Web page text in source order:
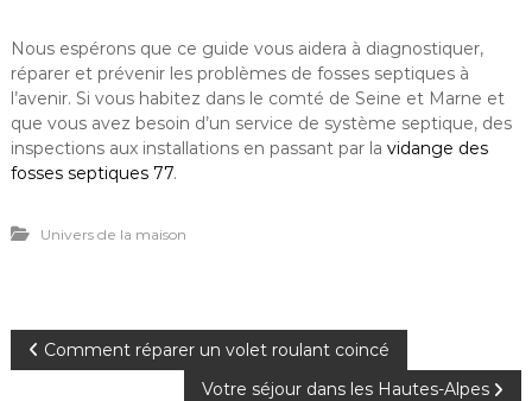
Nous espérons que ce guide vous aidera à diagnostiquer,
réparer et prévenir les problèmes de fosses septiques à
l’avenir. Si vous habitez dans le comté de Seine et Marne et
que vous avez besoin d’un service de système septique, des
inspections aux installations en passant par la vidange des
fosses septiques 77.
Univers de la maison
N Comment réparer un volet roulant coincé
Votre séjour dans les Hautes-Alpes